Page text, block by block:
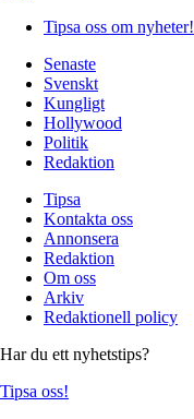
Tipsa oss om nyheter!
Senaste
Svenskt
Kungligt
Hollywood
Politik
Redaktion
Tipsa
Kontakta oss
Annonsera
Redaktion
Om oss
Arkiv
Redaktionell policy
Har du ett nyhetstips?
Tipsa oss!